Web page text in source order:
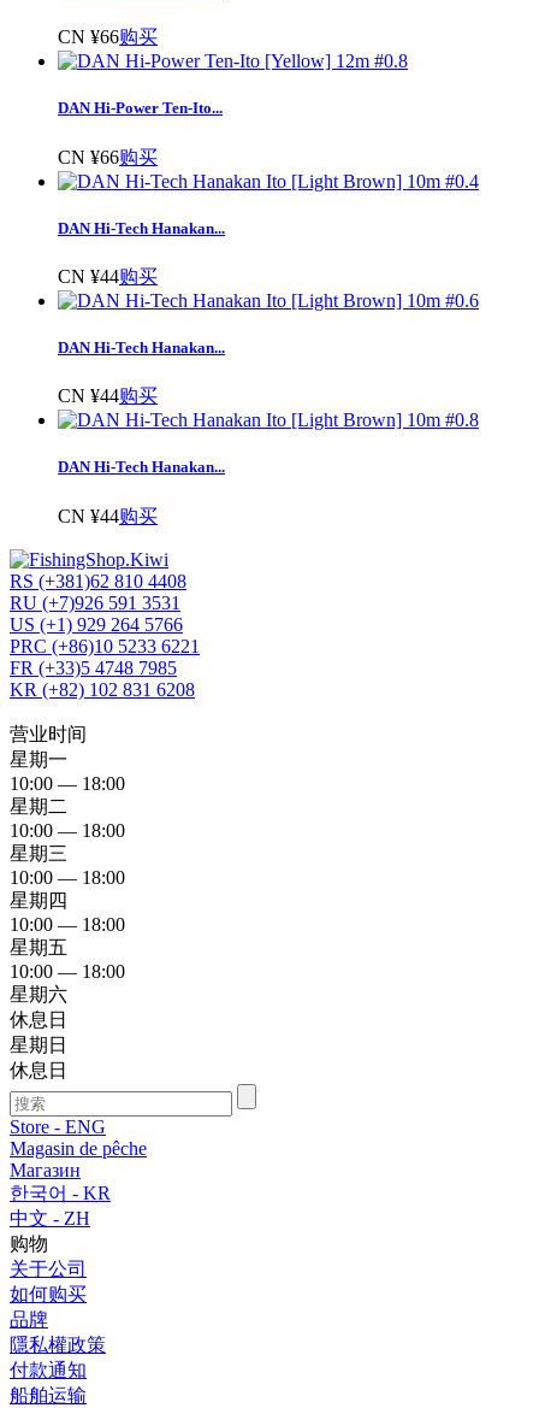
CN ¥66购买
DAN Hi-Power Ten-Ito...
CN ¥66购买
DAN Hi-Tech Hanakan...
CN ¥44购买
DAN Hi-Tech Hanakan...
CN ¥44购买
DAN Hi-Tech Hanakan...
CN ¥44购买
RS (+381)62 810 4408
RU (+7)926 591 3531
US (+1) 929 264 5766
PRC (+86)10 5233 6221
FR (+33)5 4748 7985
KR (+82) 102 831 6208
营业时间
星期一
10:00 — 18:00
星期二
10:00 — 18:00
星期三
10:00 — 18:00
星期四
10:00 — 18:00
星期五
10:00 — 18:00
星期六
休息日
星期日
休息日
Store - ENG
Magasin de pêche
Магазин
한국어 - KR
中文 - ZH
购物
关于公司
如何购买
品牌
隱私權政策
付款通知
船舶运输